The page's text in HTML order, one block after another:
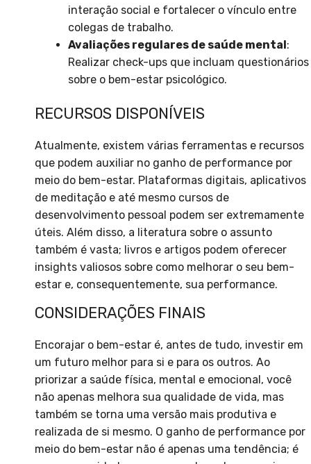
interação social e fortalecer o vínculo entre
colegas de trabalho.
Avaliações regulares de saúde mental:
Realizar check-ups que incluam questionários
sobre o bem-estar psicológico.
RECURSOS DISPONÍVEIS
Atualmente, existem várias ferramentas e recursos
que podem auxiliar no ganho de performance por
meio do bem-estar. Plataformas digitais, aplicativos
de meditação e até mesmo cursos de
desenvolvimento pessoal podem ser extremamente
úteis. Além disso, a literatura sobre o assunto
também é vasta; livros e artigos podem oferecer
insights valiosos sobre como melhorar o seu bem-
estar e, consequentemente, sua performance.
CONSIDERAÇÕES FINAIS
Encorajar o bem-estar é, antes de tudo, investir em
um futuro melhor para si e para os outros. Ao
priorizar a saúde física, mental e emocional, você
não apenas melhora sua qualidade de vida, mas
também se torna uma versão mais produtiva e
realizada de si mesmo. O ganho de performance por
meio do bem-estar não é apenas uma tendência; é